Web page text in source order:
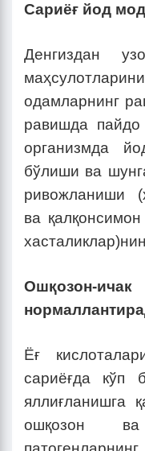
Сариёғ йод
Денгиздан
одамларнинг
равишда
организмда
бўлиши ва
ривожланиши
ва
Ошқозон-
Ёғ
сариёғда кўп
яллиғланишга
ошқозон ва